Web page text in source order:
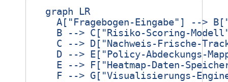
  graph LR
A["Fragebogen-Eingabe"] -->
B --> C["Risiko-Scoring-
C --> D["Nachweis-Frische-
D --> E["Policy-Abdeckungs-
E --> F["Heatmap-Daten-
F --> G["Visualisierungs-